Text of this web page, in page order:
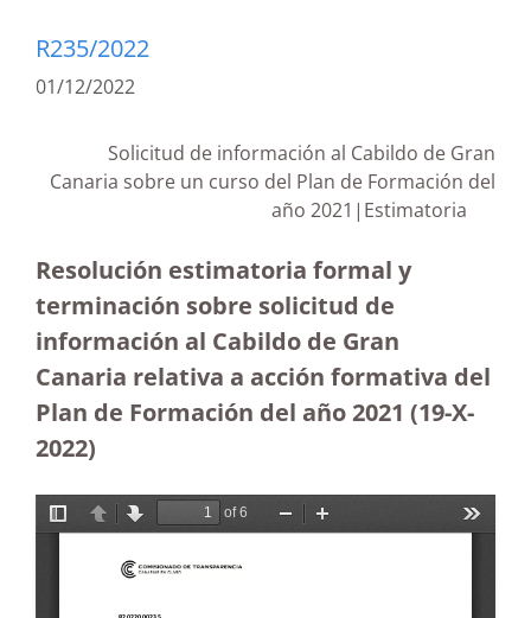
R235/2022
01/12/2022
Solicitud de información al Cabildo de Gran
Canaria sobre un curso del Plan de Formación del
año 2021|Estimatoria
Resolución estimatoria formal y
terminación sobre solicitud de
información al Cabildo de Gran
Canaria relativa a acción formativa del
Plan de Formación del año 2021 (19-X-
2022)